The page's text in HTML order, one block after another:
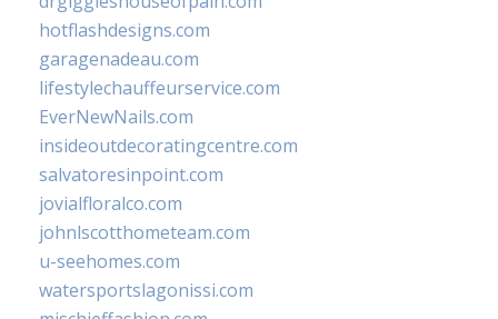
hotflashdesigns.com
garagenadeau.com
lifestylechauffeurservice.com
EverNewNails.com
insideoutdecoratingcentre.com
salvatoresinpoint.com
jovialfloralco.com
johnlscotthometeam.com
u-seehomes.com
watersportslagonissi.com